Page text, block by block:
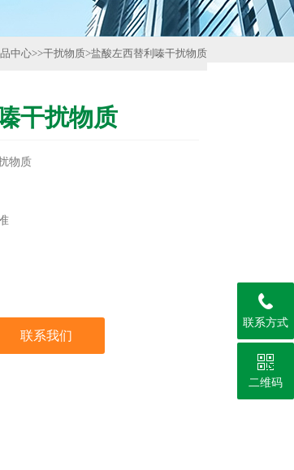
中心>>干扰物质>盐酸左西替利嗪干扰物质
干扰物质
物质
多产品信息欢迎致电咨询，我们将竭诚
联系我们
联系方式
二维码